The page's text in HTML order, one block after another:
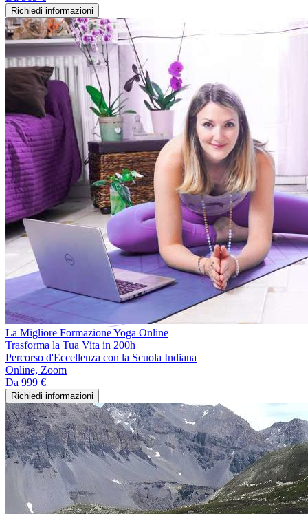
Richiedi informazioni
La Migliore Formazione Yoga Online
Trasforma la Tua Vita in 200h
Percorso d'Eccellenza con la Scuola Indiana
Online, Zoom
Da 999 €
Richiedi informazioni